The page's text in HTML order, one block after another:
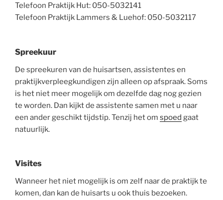
Telefoon Praktijk Hut: 050-5032141
Telefoon Praktijk Lammers & Luehof: 050-5032117
Spreekuur
De spreekuren van de huisartsen, assistentes en
praktijkverpleegkundigen zijn alleen op afspraak. Soms
is het niet meer mogelijk om dezelfde dag nog gezien
te worden. Dan kijkt de assistente samen met u naar
een ander geschikt tijdstip. Tenzij het om spoed gaat
natuurlijk.
Visites
Wanneer het niet mogelijk is om zelf naar de praktijk te
komen, dan kan de huisarts u ook thuis bezoeken.